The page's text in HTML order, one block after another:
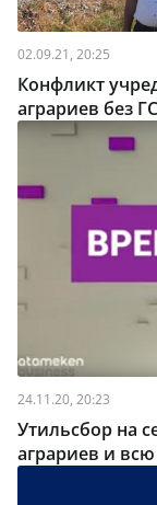
02.09.21, 20:25
Конфликт
аграриев без
24.11.20, 20:23
Утильсбор на
аграриев и